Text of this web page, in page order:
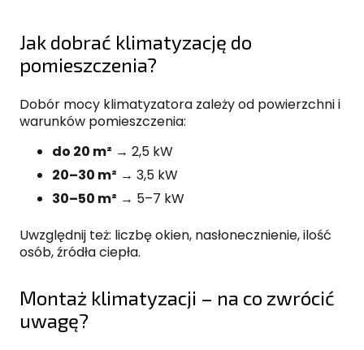
Jak dobrać klimatyzację do
pomieszczenia?
Dobór mocy klimatyzatora zależy od powierzchni i
warunków pomieszczenia:
do 20 m² → 2,5 kW
20–30 m² → 3,5 kW
30–50 m² → 5–7 kW
Uwzględnij też: liczbę okien, nasłonecznienie, ilość
osób, źródła ciepła.
Montaż klimatyzacji – na co zwrócić
uwagę?